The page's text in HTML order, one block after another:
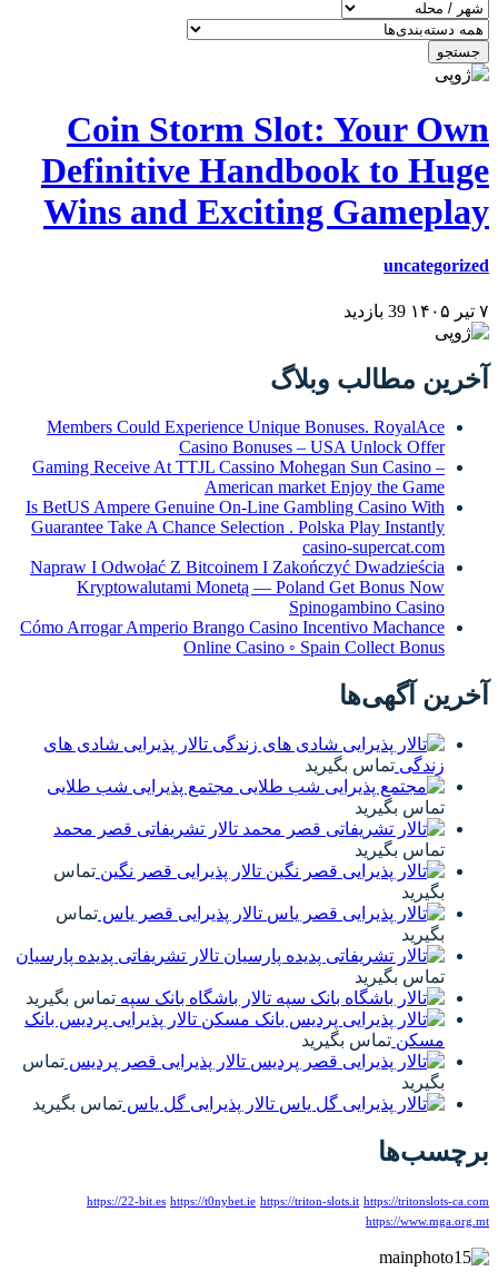
جستجو
Coin Storm Slot: Your Own
Definitive Handbook to Huge
Wins and Exciting Gameplay
uncategorized
۷ تیر ۱۴۰۵ 39 بازدید
آخرین مطالب وبلاگ
Members Could Experience Unique Bonuses. RoyalAce
Casino Bonuses – USA Unlock Offer
Gaming Receive At TTJL Cassino Mohegan Sun Casino –
American market Enjoy the Game
Is BetUS Ampere Genuine On-Line Gambling Casino With
Guarantee Take A Chance Selection . Polska Play Instantly
casino-supercat.com
Napraw I Odwołać Z Bitcoinem I Zakończyć Dwadzieścia
Kryptowalutami Monetą — Poland Get Bonus Now
Spinogambino Casino
Cómo Arrogar Amperio Brango Casino Incentivo Machance
Online Casino ◦ Spain Collect Bonus
آخرین آگهی‌ها
تالار پذیرایی شادی های
زندگی تماس بگیرید
مجتمع پذیرایی شب طلایی
تماس بگیرید
تالار تشریفاتی قصر محمد
تماس بگیرید
تالار پذیرایی قصر نگین تماس
بگیرید
تالار پذیرایی قصر یاس تماس
بگیرید
تالار تشریفاتی پدیده پارسیان
تماس بگیرید
تالار باشگاه بانک سپه تماس بگیرید
تالار پذیرایی پردیس بانک
مسکن تماس بگیرید
تالار پذیرایی قصر پردیس تماس
بگیرید
تالار پذیرایی گل یاس تماس بگیرید
برچسب‌ها
https://22-bit.es https://t0nybet.ie https://triton-slots.it https://tritonslots-ca.com
https://www.mga.org.mt